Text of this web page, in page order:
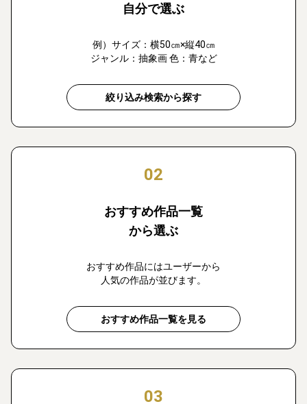
自分で選ぶ
例）サイズ：横50㎝×縦40㎝
ジャンル：抽象画 色：青など
絞り込み検索から探す
02
おすすめ作品一覧
から選ぶ
おすすめ作品にはユーザーから
人気の作品が並びます。
おすすめ作品一覧を見る
03